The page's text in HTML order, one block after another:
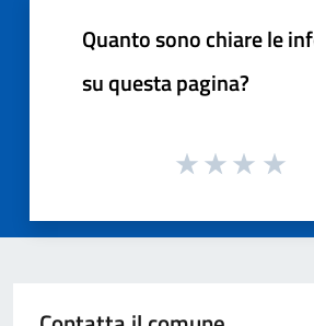
Quanto sono chiare le
su questa pagina?